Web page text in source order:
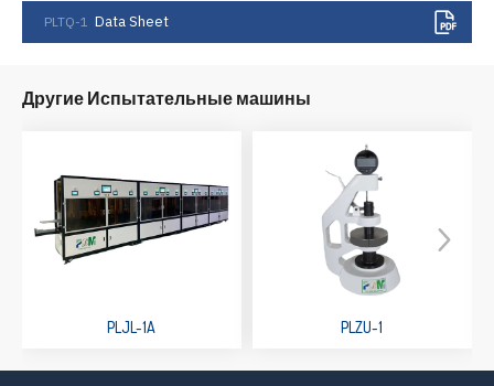
PLTQ-1 Data Sheet
Другие Испытательные машины
PLJL-1A PLZU-1